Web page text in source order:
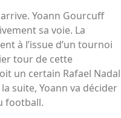
Yoann Gourcuff
sa voie. La
à l’issue d’un tournoi
tour de cette
un certain Rafael Nadal
suite, Yoann va décider
football.